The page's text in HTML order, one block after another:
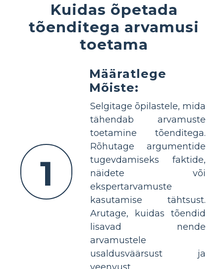
Kuidas õpetada
tõenditega arvamusi
toetama
1
Määratlege
Mõiste:
Selgitage õpilastele, mida
tähendab arvamuste
toetamine tõenditega.
Rõhutage argumentide
tugevdamiseks faktide,
näidete või
ekspertarvamuste
kasutamise tähtsust.
Arutage, kuidas tõendid
lisavad nende
arvamustele
usaldusväärsust ja